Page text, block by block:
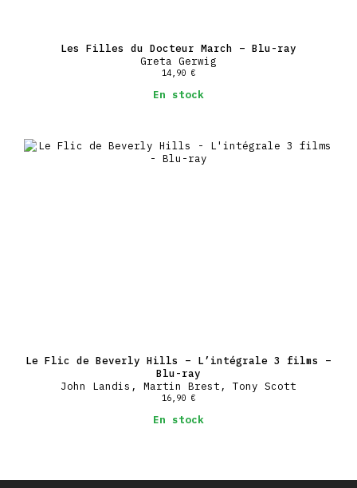
Les Filles du Docteur March – Blu-ray
Greta Gerwig
14,90 €
En stock
Le Flic de Beverly Hills – L’intégrale 3 films –
Blu-ray
John Landis, Martin Brest, Tony Scott
16,90 €
En stock